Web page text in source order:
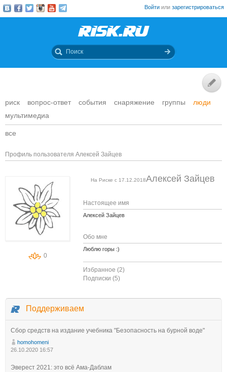
Войти или зарегистрироваться
риск вопрос-ответ события снаряжение группы
люди
мультимедиа
все
Профиль пользователя Алексей Зайцев
0
Алексей Зайцев
На Риске с 17.12.2018
Настоящее имя
Алексей Зайцев
Обо мне
Люблю горы :)
Избранное (2)
Подписки (5)
Поддерживаем
Сбор средств на издание учебника "Безопасность на бурной воде"
homohomeni
26.10.2020 16:57
Эверест 2021: это всё Ама-Даблам